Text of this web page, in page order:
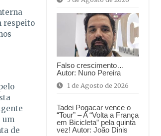
Falso crescimento…
Autor: Nuno Pereira
1 de Agosto de 2026
Tadei Pogacar vence o
“Tour” – A “Volta a França
em Bicicleta” pela quinta
vez! Autor: João Dinis
respeito
um
de